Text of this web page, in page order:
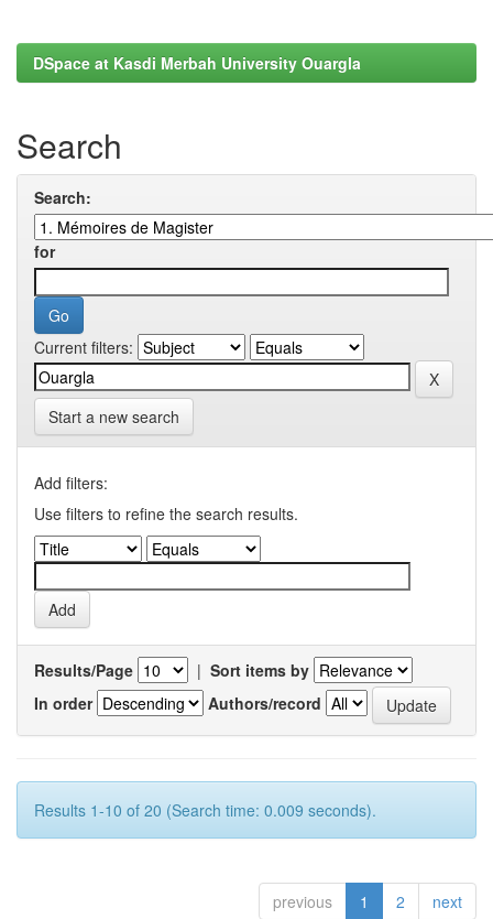
DSpace at Kasdi Merbah University Ouargla
Search
Search:
for
Current filters:
Start a new search
Add filters:
Use filters to refine the search results.
Results/Page | Sort items by
In order
Authors/record
Results 1-10 of 20 (Search time: 0.009 seconds).
previous 1 2 next